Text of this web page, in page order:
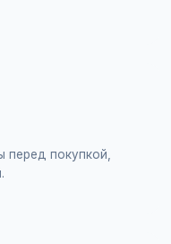
покупкой,